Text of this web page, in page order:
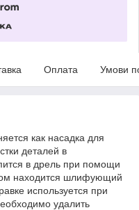
Оплата Умови
как насадка для
деталей в
в дрель при помощи
находится шлифующий
используется при
удалить